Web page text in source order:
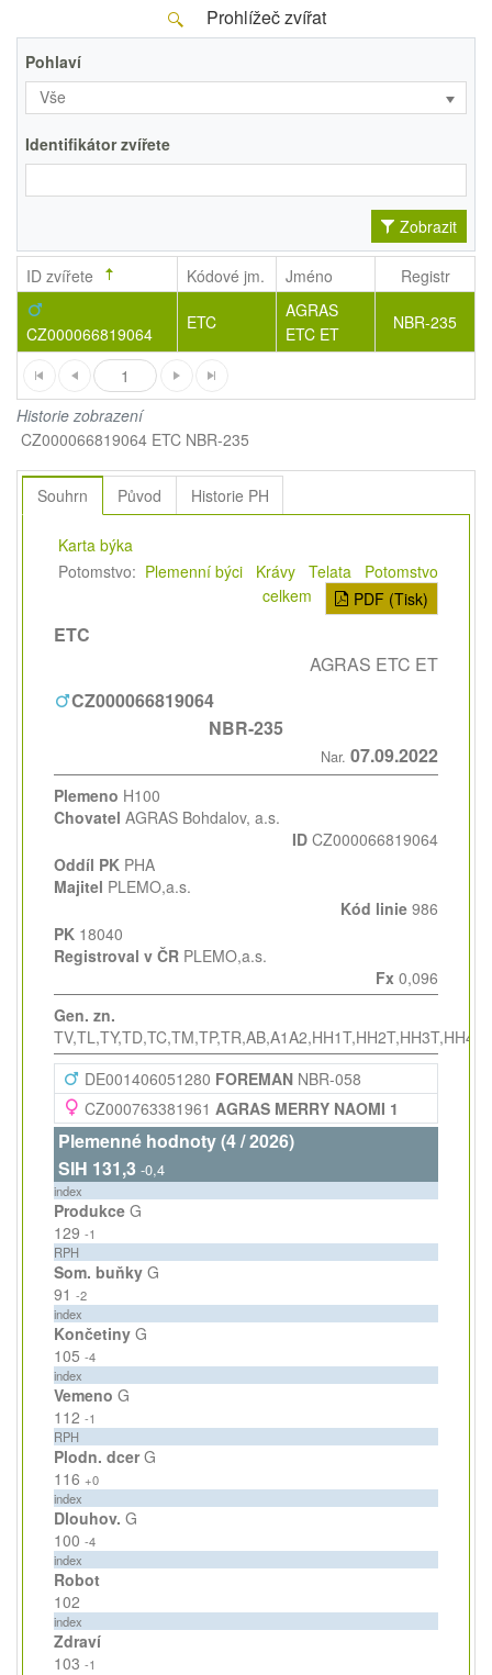
Prohlížeč zvířat
Pohlaví
Vše
Identifikátor zvířete
Zobrazit
ID zvířete Kódové jm. Jméno Registr
CZ000066819064
ETC
AGRAS
ETC ET
NBR-235
1
Historie zobrazení
CZ000066819064 ETC NBR-235
Souhrn Původ Historie PH
Karta býka
Potomstvo: Plemenní býci Krávy Telata
Potomstvo
celkem
PDF (Tisk)
ETC
AGRAS ETC ET
CZ000066819064
NBR-235
Nar.07.09.2022
Plemeno H100
Chovatel AGRAS Bohdalov, a.s.
ID CZ000066819064
Oddíl PKPHA
Majitel PLEMO,a.s.
Kód linie 986
PK18040
Registroval v ČRPLEMO,a.s.
Fx 0,096
Gen. zn.
DE001406051280 FOREMANNBR-058
CZ000763381961 AGRAS MERRY NAOMI 1
Plemenné hodnoty (4 / 2026)
SIH 131,3 -0,4
index
ProdukceG
129 -1
RPH
Som. buňkyG
91 -2
index
KončetinyG
105 -4
index
Vemeno G
112 -1
RPH
Plodn. dcerG
116 +0
index
Dlouhov. G
100 -4
index
Robot
102
index
Zdraví
103 -1